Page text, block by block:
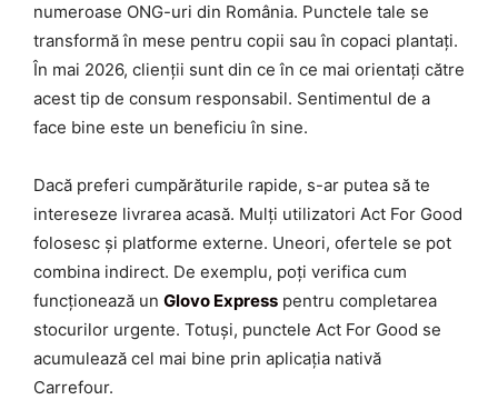
numeroase ONG-uri din România. Punctele tale se
transformă în mese pentru copii sau în copaci plantați.
În mai 2026, clienții sunt din ce în ce mai orientați către
acest tip de consum responsabil. Sentimentul de a
face bine este un beneficiu în sine.
Dacă preferi cumpărăturile rapide, s-ar putea să te
intereseze livrarea acasă. Mulți utilizatori Act For Good
folosesc și platforme externe. Uneori, ofertele se pot
combina indirect. De exemplu, poți verifica cum
funcționează un Glovo Express pentru completarea
stocurilor urgente. Totuși, punctele Act For Good se
acumulează cel mai bine prin aplicația nativă
Carrefour.